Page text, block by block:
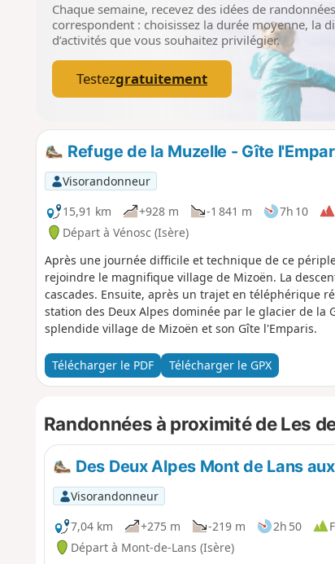
Chaque semaine, recevez des idées de
correspondent : choisissez la durée moyenne, la
d’activités que vous souhaitez privilégier.
Testezgratuitement
Refuge de la Muzelle - Gîte
Visorandonneur
15,91 km
+928 m -1 841 m 7h 10
Départ à Vénosc (Isère)
Après une journée difficile et technique de ce
rejoindre le magnifique village de Mizoën. La
cascades. Ensuite, après un trajet en téléphérique
station des Deux Alpes dominée par le glacier de la
splendide village de Mizoën et son Gîte l'Emparis.
Télécharger le PDF Télécharger le GPX
Randonnées à proximité de Les
Des Deux Alpes Mont de Lans
Visorandonneur
7,04 km
+275 m -219 m 2h 50
Départ à Mont-de-Lans (Isère)